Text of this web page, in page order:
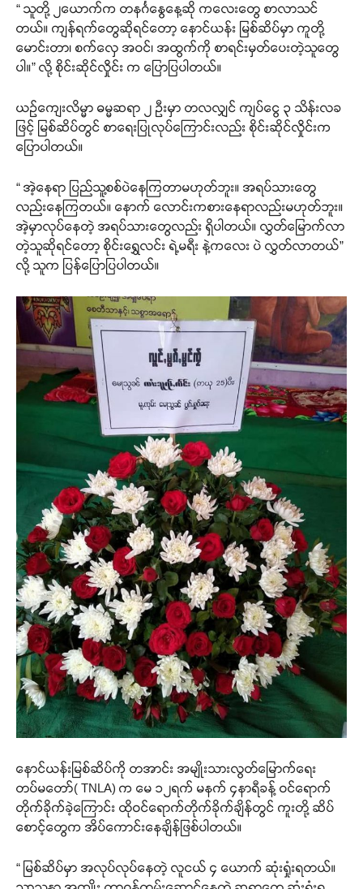
“ သူတို့ ၂ယောက်က တနင်္ဂနွေနေ့ဆို ကလေးတွေ စာလာသင်
တယ်။ ကျန်ရက်တွေဆိုရင်တော့ နောင်ယန်း မြစ်ဆိပ်မှာ ကူတို့
မောင်းတာ၊ စက်လှေ အဝင်၊ အထွက်ကို စာရင်းမှတ်ပေးတဲ့သူတွေ
ပါ။” လို့ စိုင်းဆိုင်လှိုင်း က ပြောပြပါတယ်။
ယဉ်ကျေးလိမ္မာ ဓမ္မဆရာ ၂ ဦးမှာ တလလျှင် ကျပ်ငွေ ၃ သိန်းလခ
ဖြင့် မြစ်ဆိပ်တွင် စာရေးပြုလုပ်ကြောင်းလည်း စိုင်းဆိုင်လှိုင်းက
ပြောပါတယ်။
“ အဲ့နေရာ ပြည်သူ့စစ်ပဲနေကြတာမဟုတ်ဘူး။ အရပ်သားတွေ
လည်းနေကြတယ်။ နောက် လောင်းကစားနေရာလည်းမဟုတ်ဘူး။
အဲ့မှာလုပ်နေတဲ့ အရပ်သားတွေလည်း ရှိပါတယ်။ လွှတ်မြောက်လာ
တဲ့သူဆိုရင်တော့ စိုင်းရွှေလင်း ရဲ့မရီး နဲ့ကလေး ပဲ လွှတ်လာတယ်”
လို့ သူက ပြန်ပြောပြပါတယ်။
နောင်ယန်းမြစ်ဆိပ်ကို တအာင်း အမျိုးသားလွတ်မြောက်ရေး
တပ်မတော်( TNLA) က မေ ၁၂ရက် မနက် ၄နာရီခန့် ဝင်ရောက်
တိုက်ခိုက်ခဲ့ကြောင်း ထိုဝင်ရောက်တိုက်ခိုက်ချိန်တွင် ကူးတို့ ဆိပ်
စောင့်တွေက အိပ်ကောင်းနေချိန်ဖြစ်ပါတယ်။
“ မြစ်ဆိပ်မှာ အလုပ်လုပ်နေတဲ့ လူငယ် ၄ ယောက် ဆုံးရှုံးရတယ်။